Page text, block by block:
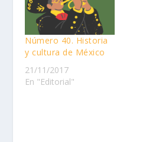
Número 40. Historia
y cultura de México
21/11/2017
En "Editorial"